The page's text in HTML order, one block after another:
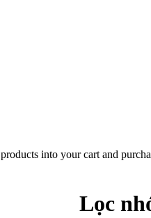
into your cart and
Lọc